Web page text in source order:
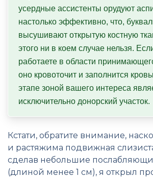
усердные ассистенты орудуют
настолько эффективно, что,
высушивают открытую костную
этого ни в коем случае нельзя.
работаете в области
оно кровоточит и заполнится
этапе зоной вашего интереса
исключительно донорский участок.
Кстати, обратите внимание,
и растяжима подвижная
сделав небольшие
(длиной менее 1 см), я открыл